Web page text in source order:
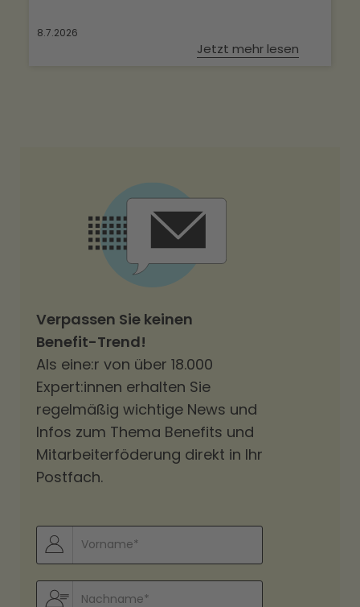
8.7.2026
Jetzt mehr lesen
Verpassen Sie keinen
Benefit-Trend!
Als eine:r von über 18.000
Expert:innen erhalten Sie
regelmäßig wichtige News und
Infos zum Thema Benefits und
Mitarbeiterföderung direkt in Ihr
Postfach.